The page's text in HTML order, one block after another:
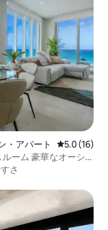
・アパート レビュー16
5.0 (16)
ーム 豪華なオーシ
さ